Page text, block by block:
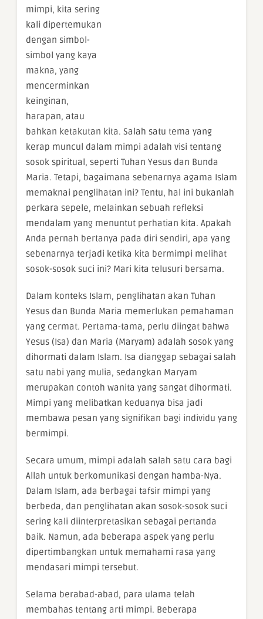
mimpi, kita sering
kali dipertemukan
dengan simbol-
simbol yang kaya
makna, yang
mencerminkan
keinginan,
harapan, atau
bahkan ketakutan kita. Salah satu tema yang
kerap muncul dalam mimpi adalah visi tentang
sosok spiritual, seperti Tuhan Yesus dan Bunda
Maria. Tetapi, bagaimana sebenarnya agama Islam
memaknai penglihatan ini? Tentu, hal ini bukanlah
perkara sepele, melainkan sebuah refleksi
mendalam yang menuntut perhatian kita. Apakah
Anda pernah bertanya pada diri sendiri, apa yang
sebenarnya terjadi ketika kita bermimpi melihat
sosok-sosok suci ini? Mari kita telusuri bersama.
Dalam konteks Islam, penglihatan akan Tuhan
Yesus dan Bunda Maria memerlukan pemahaman
yang cermat. Pertama-tama, perlu diingat bahwa
Yesus (Isa) dan Maria (Maryam) adalah sosok yang
dihormati dalam Islam. Isa dianggap sebagai salah
satu nabi yang mulia, sedangkan Maryam
merupakan contoh wanita yang sangat dihormati.
Mimpi yang melibatkan keduanya bisa jadi
membawa pesan yang signifikan bagi individu yang
bermimpi.
Secara umum, mimpi adalah salah satu cara bagi
Allah untuk berkomunikasi dengan hamba-Nya.
Dalam Islam, ada berbagai tafsir mimpi yang
berbeda, dan penglihatan akan sosok-sosok suci
sering kali diinterpretasikan sebagai pertanda
baik. Namun, ada beberapa aspek yang perlu
dipertimbangkan untuk memahami rasa yang
mendasari mimpi tersebut.
Selama berabad-abad, para ulama telah
membahas tentang arti mimpi. Beberapa